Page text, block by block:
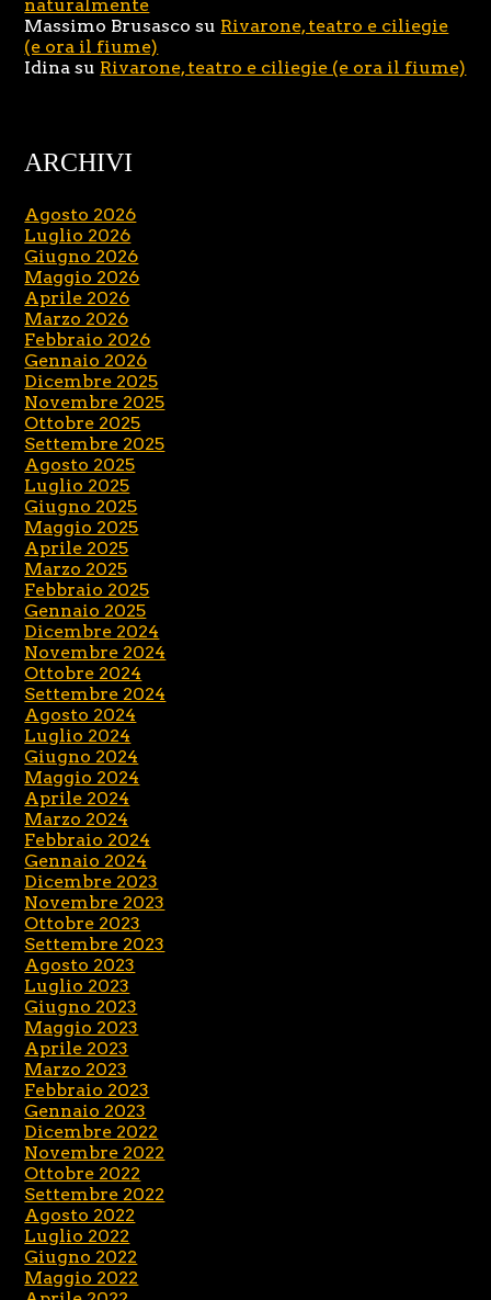
naturalmente
Massimo Brusasco su Rivarone, teatro e ciliegie
(e ora il fiume)
Idina su Rivarone, teatro e ciliegie (e ora il fiume)
ARCHIVI
Agosto 2026
Luglio 2026
Giugno 2026
Maggio 2026
Aprile 2026
Marzo 2026
Febbraio 2026
Gennaio 2026
Dicembre 2025
Novembre 2025
Ottobre 2025
Settembre 2025
Agosto 2025
Luglio 2025
Giugno 2025
Maggio 2025
Aprile 2025
Marzo 2025
Febbraio 2025
Gennaio 2025
Dicembre 2024
Novembre 2024
Ottobre 2024
Settembre 2024
Agosto 2024
Luglio 2024
Giugno 2024
Maggio 2024
Aprile 2024
Marzo 2024
Febbraio 2024
Gennaio 2024
Dicembre 2023
Novembre 2023
Ottobre 2023
Settembre 2023
Agosto 2023
Luglio 2023
Giugno 2023
Maggio 2023
Aprile 2023
Marzo 2023
Febbraio 2023
Gennaio 2023
Dicembre 2022
Novembre 2022
Ottobre 2022
Settembre 2022
Agosto 2022
Luglio 2022
Giugno 2022
Maggio 2022